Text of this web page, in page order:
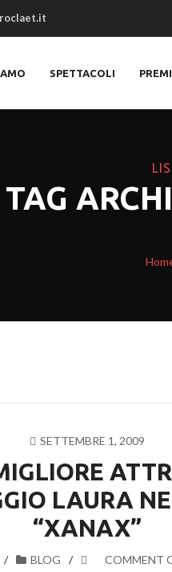
SPETTACOLI PREMI
TAG
SETTEMBRE 1, 2009
LAURA
“XANAX”
BLOG COMMENT